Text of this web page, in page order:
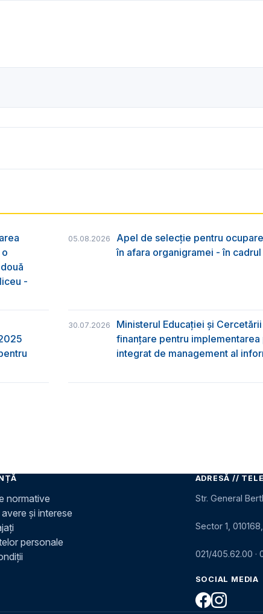
-
05.08.2026
Apel de selecție pentru
în afara organigramei - în
30.07.2026
Ministerul Educației și
finanțare pentru
integrat de management al
normative
și interese
personale
ADRESĂ //
Str. General
Sector 1,
021/405.62.00 ·
SOCIAL MEDIA